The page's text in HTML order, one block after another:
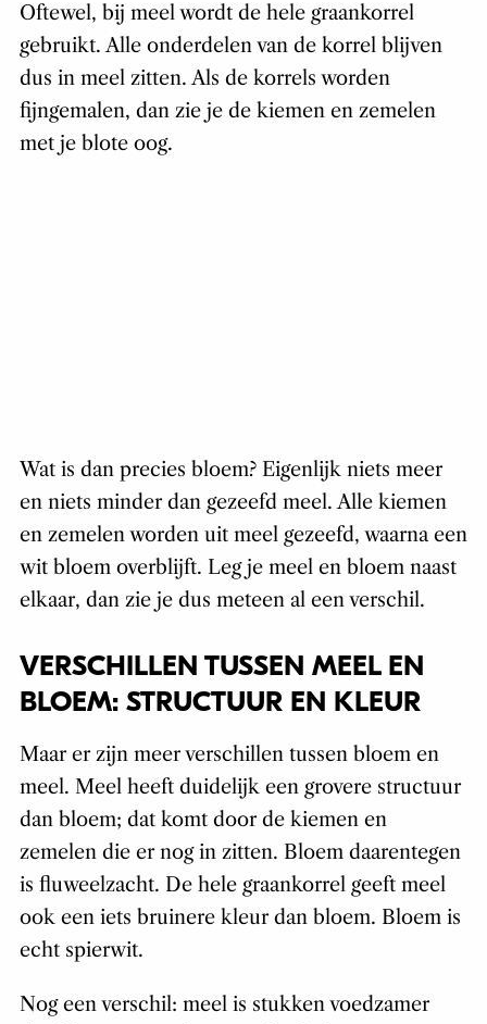
Oftewel, bij meel wordt de hele graankorrel
gebruikt. Alle onderdelen van de korrel blijven
dus in meel zitten. Als de korrels worden
fijngemalen, dan zie je de kiemen en zemelen
met je blote oog.
Wat is dan precies bloem? Eigenlijk niets meer
en niets minder dan gezeefd meel. Alle kiemen
en zemelen worden uit meel gezeefd, waarna een
wit bloem overblijft. Leg je meel en bloem naast
elkaar, dan zie je dus meteen al een verschil.
VERSCHILLEN TUSSEN MEEL EN
BLOEM: STRUCTUUR EN KLEUR
Maar er zijn meer verschillen tussen bloem en
meel. Meel heeft duidelijk een grovere structuur
dan bloem; dat komt door de kiemen en
zemelen die er nog in zitten. Bloem daarentegen
is fluweelzacht. De hele graankorrel geeft meel
ook een iets bruinere kleur dan bloem. Bloem is
echt spierwit.
Nog een verschil: meel is stukken voedzamer